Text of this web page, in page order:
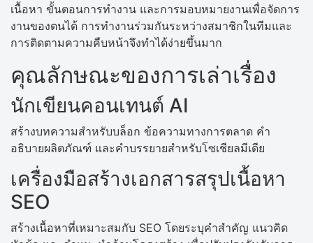
เนื้อหา ขั้นตอนการทำงาน และการมอบหมายงานเพื่อจัดการ
งานของตนได้ การทำงานร่วมกันระหว่างสมาชิกในทีมและ
การติดตามความคืบหน้าจึงทำได้ง่ายขึ้นมาก
คุณลักษณะของการเล่าเรื่อง
นักเขียนคอนเทนต์ AI
สร้างบทความสำหรับบล็อก ข้อความทางการตลาด คำ
อธิบายผลิตภัณฑ์ และคำบรรยายสำหรับโซเชียลมีเดีย
เครื่องมือสร้างเอกสารสรุปเนื้อหา
SEO
สร้างเนื้อหาที่เหมาะสมกับ SEO โดยระบุคำสำคัญ แนวคิด